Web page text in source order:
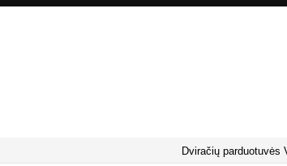
Dviračių parduotuvės